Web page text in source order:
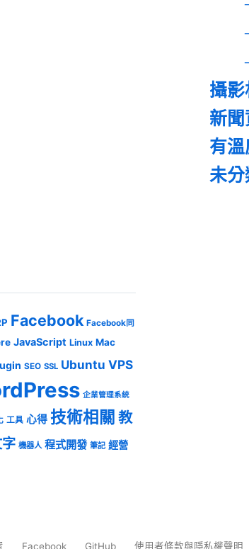
攝影
新
有
未分
Facebook Facebook同
JavaScript Linux Mac
SEO SSL Ubuntu VPS
企業管理系統
工具 心得 技術相關 教
機器人 程式開發 筆記 經營
Facebook GitHub 使用者條款與隱私權聲明